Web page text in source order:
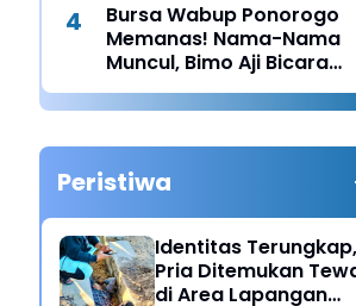
Uji Prosesnya”
Bursa Wabup Ponorogo
Memanas! Nama-Nama
Muncul, Bimo Aji Bicara
“Chemistry” dengan
Rita
Peristiwa
Identitas Terungkap,
Pria Ditemukan
di Area Lapangan